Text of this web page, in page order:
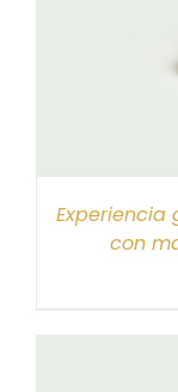
Experiencia
con